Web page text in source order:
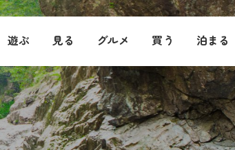
遊ぶ 見る グルメ 買う 泊まる